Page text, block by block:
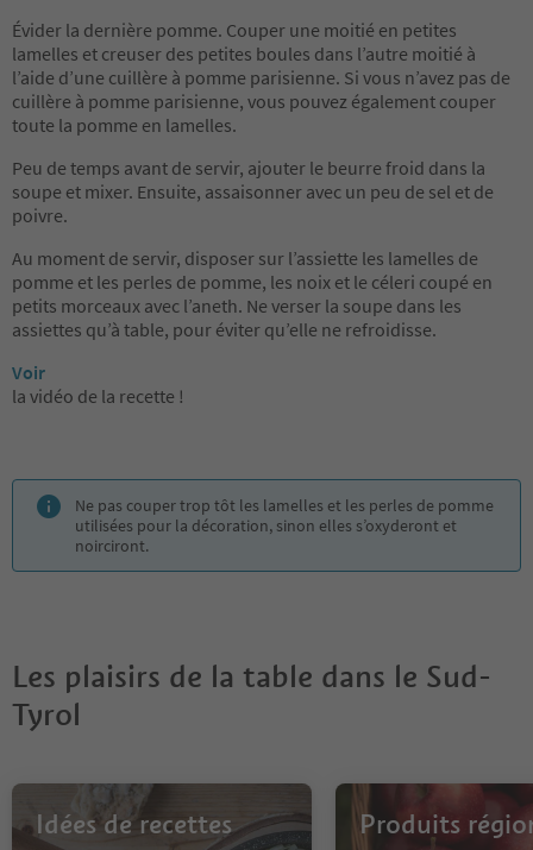
Évider la dernière pomme. Couper une moitié en petites
lamelles et creuser des petites boules dans l’autre moitié à
l’aide d’une cuillère à pomme parisienne. Si vous n’avez pas de
cuillère à pomme parisienne, vous pouvez également couper
toute la pomme en lamelles.
Peu de temps avant de servir, ajouter le beurre froid dans la
soupe et mixer. Ensuite, assaisonner avec un peu de sel et de
poivre.
Au moment de servir, disposer sur l’assiette les lamelles de
pomme et les perles de pomme, les noix et le céleri coupé en
petits morceaux avec l’aneth. Ne verser la soupe dans les
assiettes qu’à table, pour éviter qu’elle ne refroidisse.
Voir
la vidéo de la recette !
Ne pas couper trop tôt les lamelles et les perles de pomme
utilisées pour la décoration, sinon elles s’oxyderont et
noirciront.
Les plaisirs de la table dans le Sud-
Tyrol
Idées de recettes Produits